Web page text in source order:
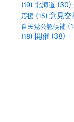
(19) 北海道 (30)
応援 (15) 意見交
自民党公認候補
(18) 開催 (38)